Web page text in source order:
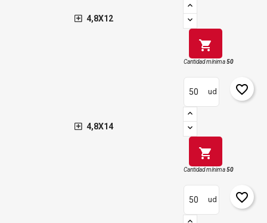
4,8X12
shopping_cart
Cantidad mínima50
4,8X14
ud
shopping_cart
favorite_border
Cantidad mínima50
ud favorite_border